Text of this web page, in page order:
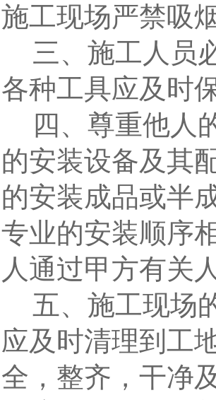
施工现场严禁吸
三、施工人员
各种工具应及时
四、尊重他人
的安装设备及其
的安装成品或半
专业的安装顺序
人通过甲方有关
五、施工现场
应及时清理到工
全，整齐，干净